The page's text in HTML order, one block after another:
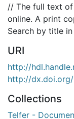
// The full text
online. A print
Search by title
URI
http://
http://
Collections
Telfer -